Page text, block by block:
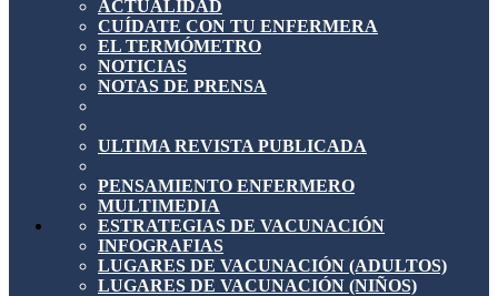
ACTUALIDAD
CUÍDATE CON TU ENFERMERA
EL TERMÓMETRO
NOTICIAS
NOTAS DE PRENSA
ULTIMA REVISTA PUBLICADA
PENSAMIENTO ENFERMERO
MULTIMEDIA
ESTRATEGIAS DE VACUNACIÓN
INFOGRAFIAS
LUGARES DE VACUNACIÓN (ADULTOS)
LUGARES DE VACUNACIÓN (NIÑOS)